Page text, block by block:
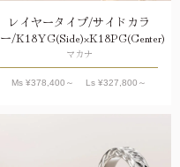
レイヤータイプ/サイドカラ
ー/K18YG(Side)×K18PG(Center)
マカナ
Ms ¥378,400 ～ Ls ¥327,800 ～